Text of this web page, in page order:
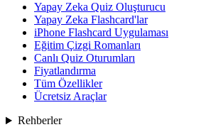
Yapay Zeka Quiz Oluşturucu
Yapay Zeka Flashcard'lar
iPhone Flashcard Uygulaması
Eğitim Çizgi Romanları
Canlı Quiz Oturumları
Fiyatlandırma
Tüm Özellikler
Ücretsiz Araçlar
Rehberler